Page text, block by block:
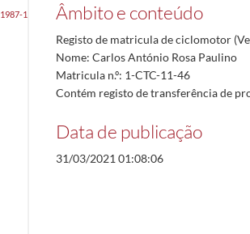
1987-12-14/1987-12-21Âmbito e conteúdo
Registo de matricula de ciclomotor
Nome: Carlos António Rosa Paulino
Matricula n.º: 1-CTC-11-46
Contém registo de transferência de
Data de publicação
31/03/2021 01:08:06